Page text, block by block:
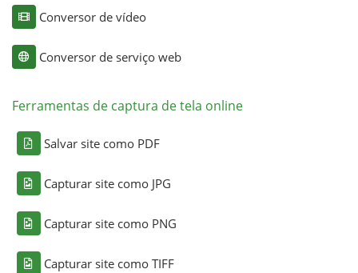
Conversor de vídeo
Conversor de serviço web
Ferramentas de captura de tela online
Salvar site como PDF
Capturar site como JPG
Capturar site como PNG
Capturar site como TIFF